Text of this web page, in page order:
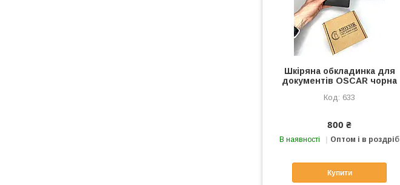
Шкіряна обкладинка для
документів OSCAR чорна
633
800 ₴
В наявності Оптом і в роздріб
Купити